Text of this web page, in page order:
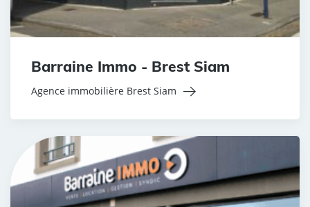
Barraine Immo - Brest Siam
Agence immobilière Brest Siam